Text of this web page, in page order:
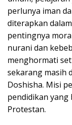
perlunya iman
diterapkan
pentingnya
nurani dan
menghormati
sekarang masih
Doshisha. Misi
pendidikan yang
Protestan.